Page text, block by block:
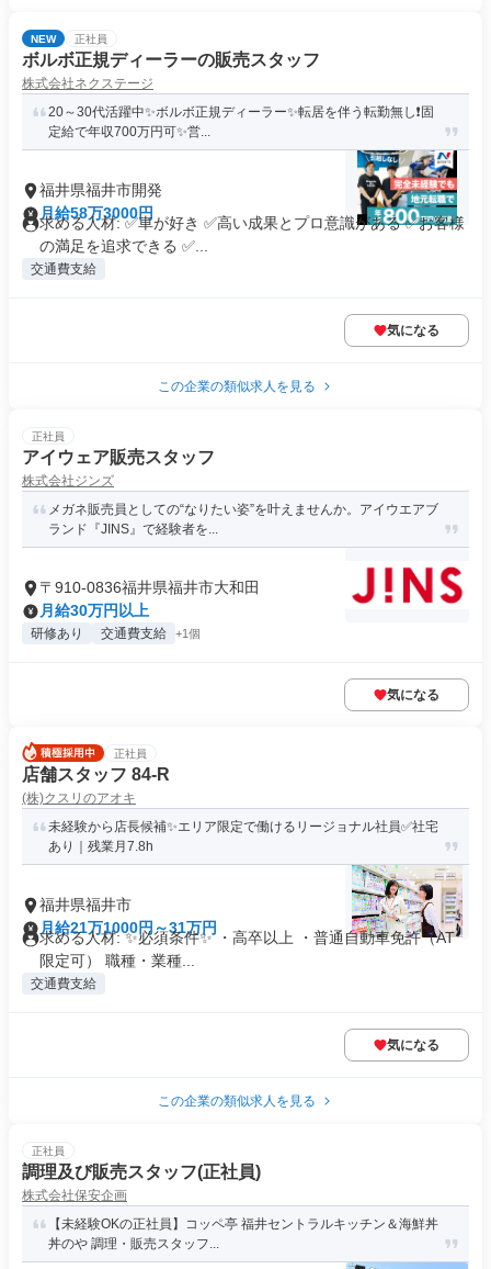
NEW 正社員
ボルボ正規ディーラーの販売スタッフ
株式会社ネクステージ
20～30代活躍中✨ボルボ正規ディーラー✨転居を伴う転勤無し❗固
定給で年収700万円可✨営...
福井県福井市開発
月給58万3000円
求める人材: ✅車が好き ✅高い成果とプロ意識がある ✅お客様
の満足を追求できる ✅...
交通費支給
気になる
この企業の類似求人を見る
正社員
アイウェア販売スタッフ
株式会社ジンズ
メガネ販売員としての“なりたい姿”を叶えませんか。アイウエアブ
ランド『JINS』で経験者を...
〒910-0836福井県福井市大和田
月給30万円以上
研修あり 交通費支給 +1個
気になる
正社員
店舗スタッフ 84-R
(株)クスリのアオキ
未経験から店長候補✨エリア限定で働けるリージョナル社員✅社宅
あり｜残業月7.8h
福井県福井市
月給21万1000円～31万円
求める人材: ✨必須条件✨ ・高卒以上 ・普通自動車免許（AT
限定可） 職種・業種...
交通費支給
気になる
この企業の類似求人を見る
正社員
調理及び販売スタッフ(正社員)
株式会社保安企画
【未経験OKの正社員】コッペ亭 福井セントラルキッチン＆海鮮丼
丼のや 調理・販売スタッフ...